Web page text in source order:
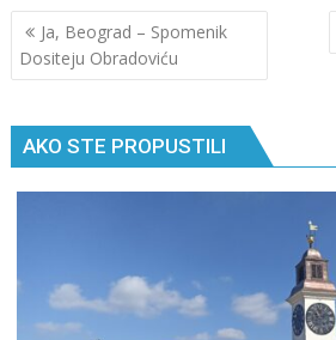
Кретање
чланка
Ja, Beograd – Spomenik
Dositeju Obradoviću
AKO STE PROPUSTILI